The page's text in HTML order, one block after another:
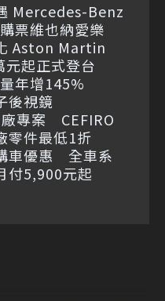
Mercedes-Benz
票維也納愛樂
Aston Martin
元起正式登台
年增145%
後視鏡
廠專案 CEFIRO
零件最低1折
車優惠 全車系
付5,900元起